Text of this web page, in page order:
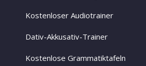
Kostenloser Audiotrainer
Dativ-Akkusativ-Trainer
Kostenlose Grammatiktafeln